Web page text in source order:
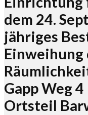
dem 24.
jähriges
Einweihung
Gapp Weg
Ortsteil